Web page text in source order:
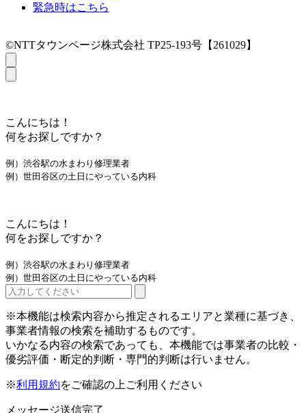
緊急時はこちら
©NTTタウンページ株式会社 TP25-193号【261029】
こんにちは！
何をお探しですか？
例）渋谷駅の水まわり修理業者
例）世田谷区の土日にやっている内科
こんにちは！
何をお探しですか？
例）渋谷駅の水まわり修理業者
例）世田谷区の土日にやっている内科
※本機能は検索内容から推定されるエリアと業種に基づき、
事業者情報の検索を補助するものです。
いかなる内容の検索であっても、本機能では事業者の比較・
優劣評価・断定的判断・専門的判断は行いません。
※利用規約をご確認の上ご利用ください
メッセージ送信完了